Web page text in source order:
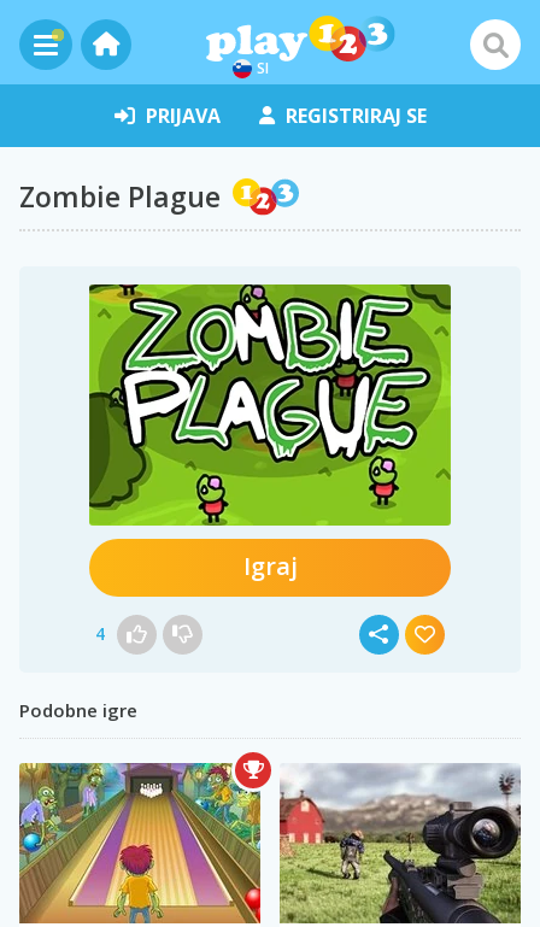
SI
PRIJAVA REGISTRIRAJ SE
Zombie Plague
Igraj
4
Podobne igre